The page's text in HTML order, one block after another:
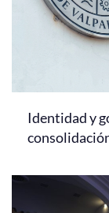
Identidad y